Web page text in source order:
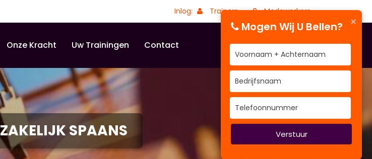
Inlog: Trainers Medewerkers
Onze Kracht Uw Trainingen Contact
ZAKELIJK SPAANS
×
Mogen Wij U Bellen?
Verstuur